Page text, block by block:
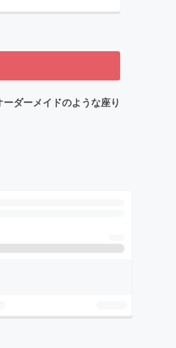
ダーメイドのような座り